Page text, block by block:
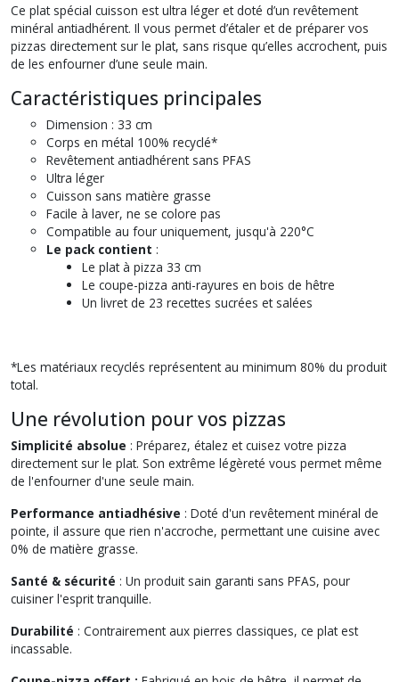
Ce plat spécial cuisson est ultra léger et doté d’un revêtement
minéral antiadhérent. Il vous permet d’étaler et de préparer vos
pizzas directement sur le plat, sans risque qu’elles accrochent, puis
de les enfourner d’une seule main.
Caractéristiques principales
Dimension : 33 cm
Corps en métal 100% recyclé*
Revêtement antiadhérent sans PFAS
Ultra léger
Cuisson sans matière grasse
Facile à laver, ne se colore pas
Compatible au four uniquement, jusqu'à 220°C
Le pack contient :
Le plat à pizza 33 cm
Le coupe-pizza anti-rayures en bois de hêtre
Un livret de 23 recettes sucrées et salées
*Les matériaux recyclés représentent au minimum 80% du produit
total.
Une révolution pour vos pizzas
Simplicité absolue : Préparez, étalez et cuisez votre pizza
directement sur le plat. Son extrême légèreté vous permet même
de l'enfourner d'une seule main.
Performance antiadhésive : Doté d'un revêtement minéral de
pointe, il assure que rien n'accroche, permettant une cuisine avec
0% de matière grasse.
Santé & sécurité : Un produit sain garanti sans PFAS, pour
cuisiner l'esprit tranquille.
Durabilité : Contrairement aux pierres classiques, ce plat est
incassable.